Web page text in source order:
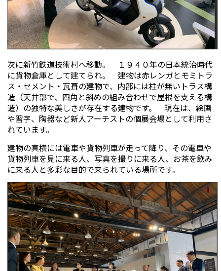
次に新竹鉄道技術村へ移動。 １９４０年の日本統治時代
に貨物倉庫として建てられ。 建物は赤レンガとモミトラ
ス・セメント・瓦葺の建物で、内部には柱が無いトラス構
造（天井部で、四角と斜めの組み合わせで屋根を支える構
造）の独特な美しさが存在する建物です。 現在は、絵画
や習字、陶器など新人アーチストの個展会場として利用さ
れています。
建物の真横には電車や貨物列車が走って降り、その電車や
貨物列車を見に来る人、写真を撮りに来る人、お茶を飲み
に来る人と多彩な目的で来られている場所です。